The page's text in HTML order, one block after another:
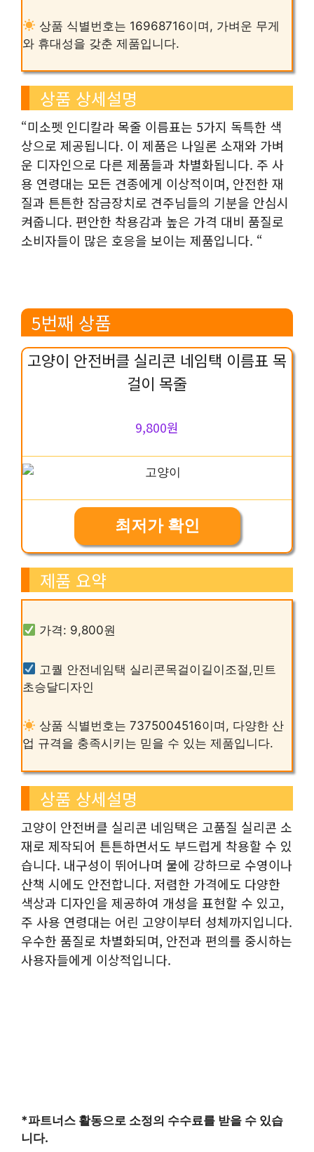
상품 식별번호는 16968716이며, 가벼운 무게
와 휴대성을 갖춘 제품입니다.
상품 상세설명
“미소펫 인디칼라 목줄 이름표는 5가지 독특한 색
상으로 제공됩니다. 이 제품은 나일론 소재와 가벼
운 디자인으로 다른 제품들과 차별화됩니다. 주 사
용 연령대는 모든 견종에게 이상적이며, 안전한 재
질과 튼튼한 잠금장치로 견주님들의 기분을 안심시
켜줍니다. 편안한 착용감과 높은 가격 대비 품질로
소비자들이 많은 호응을 보이는 제품입니다. “
5번째 상품
고양이 안전버클 실리콘 네임택 이름표 목
걸이 목줄
9,800원
최저가 확인
제품 요약
가격: 9,800원
고퀄 안전네임택 실리콘목걸이길이조절,민트
초승달디자인
상품 식별번호는 7375004516이며, 다양한 산
업 규격을 충족시키는 믿을 수 있는 제품입니다.
상품 상세설명
고양이 안전버클 실리콘 네임택은 고품질 실리콘 소
재로 제작되어 튼튼하면서도 부드럽게 착용할 수 있
습니다. 내구성이 뛰어나며 물에 강하므로 수영이나
산책 시에도 안전합니다. 저렴한 가격에도 다양한
색상과 디자인을 제공하여 개성을 표현할 수 있고,
주 사용 연령대는 어린 고양이부터 성체까지입니다.
우수한 품질로 차별화되며, 안전과 편의를 중시하는
사용자들에게 이상적입니다.
*파트너스 활동으로 소정의 수수료를 받을 수 있습
니다.